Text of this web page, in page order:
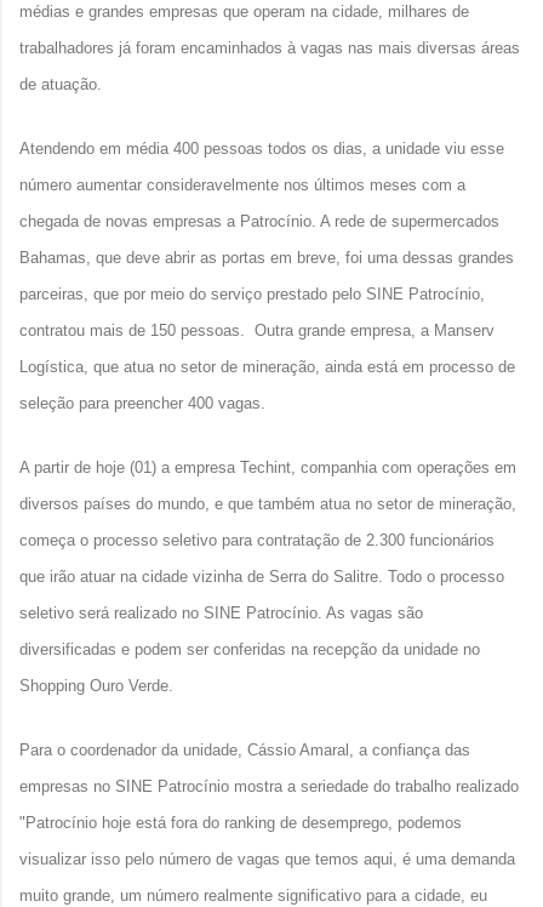
médias e grandes empresas que operam na cidade, milhares de
trabalhadores já foram encaminhados à vagas nas mais diversas áreas
de atuação.
Atendendo em média 400 pessoas todos os dias, a unidade viu esse
número aumentar consideravelmente nos últimos meses com a
chegada de novas empresas a Patrocínio. A rede de supermercados
Bahamas, que deve abrir as portas em breve, foi uma dessas grandes
parceiras, que por meio do serviço prestado pelo SINE Patrocínio,
contratou mais de 150 pessoas. Outra grande empresa, a Manserv
Logística, que atua no setor de mineração, ainda está em processo de
seleção para preencher 400 vagas.
A partir de hoje (01) a empresa Techint, companhia com operações em
diversos países do mundo, e que também atua no setor de mineração,
começa o processo seletivo para contratação de 2.300 funcionários
que irão atuar na cidade vizinha de Serra do Salitre. Todo o processo
seletivo será realizado no SINE Patrocínio. As vagas são
diversificadas e podem ser conferidas na recepção da unidade no
Shopping Ouro Verde.
Para o coordenador da unidade, Cássio Amaral, a confiança das
empresas no SINE Patrocínio mostra a seriedade do trabalho realizado
"Patrocínio hoje está fora do ranking de desemprego, podemos
visualizar isso pelo número de vagas que temos aqui, é uma demanda
muito grande, um número realmente significativo para a cidade, eu